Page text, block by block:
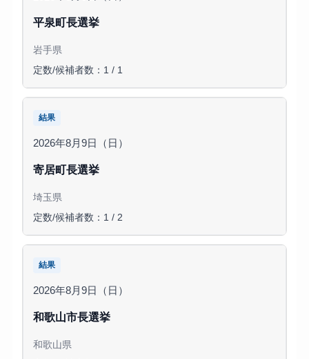
平泉町長選挙
岩手県
定数/候補者数：1 / 1
結果
2026年8月9日（日）
寄居町長選挙
埼玉県
定数/候補者数：1 / 2
結果
2026年8月9日（日）
和歌山市長選挙
和歌山県